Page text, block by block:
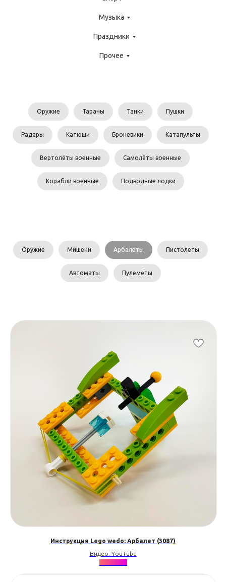
Музыка
Праздники
Прочее
Оружие Тараны Танки Пушки
Радары Катюши Броневики Катапульты
Вертолёты военные Самолёты военные
Корабли военные Подводные лодки
Оружие Мишени Арбалеты Пистолеты
Автоматы Пулемёты
Инструкция Lego wedo: Арбалет (3087)
Видео: YouTube